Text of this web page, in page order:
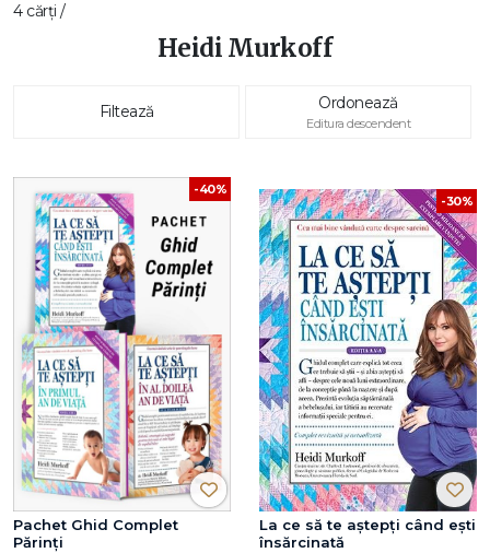
4 cărți /
Heidi Murkoff
Filtează Ordonează
Editura descendent
-40%
Pachet Ghid Complet
Părinți
-30%
La ce să te aștepți când ești
însărcinată